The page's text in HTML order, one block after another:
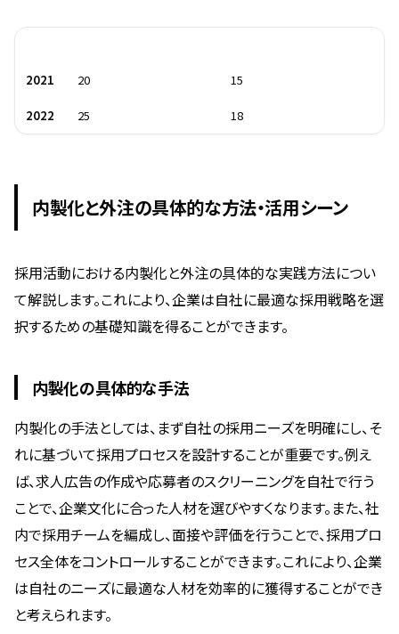
2021 20 15
2022 25 18
内製化と外注の具体的な方法・活用シーン
採用活動における内製化と外注の具体的な実践方法につい
て解説します。これにより、企業は自社に最適な採用戦略を選
択するための基礎知識を得ることができます。
内製化の具体的な手法
内製化の手法としては、まず自社の採用ニーズを明確にし、そ
れに基づいて採用プロセスを設計することが重要です。例え
ば、求人広告の作成や応募者のスクリーニングを自社で行う
ことで、企業文化に合った人材を選びやすくなります。また、社
内で採用チームを編成し、面接や評価を行うことで、採用プロ
セス全体をコントロールすることができます。これにより、企業
は自社のニーズに最適な人材を効率的に獲得することができ
と考えられます。